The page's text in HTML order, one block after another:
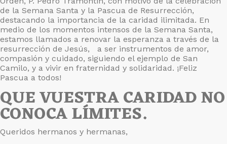
de la Semana Santa y la Pascua de Resurrección,
destacando la importancia de la caridad ilimitada. En
medio de los momentos intensos de la Semana Santa,
estamos llamados a renovar la esperanza a través de la
resurrección de Jesús, a ser instrumentos de amor,
compasión y cuidado, siguiendo el ejemplo de San
Camilo, y a vivir en fraternidad y solidaridad. ¡Feliz
Pascua a todos!
QUE VUESTRA CARIDAD NO
CONOCA LÍMITES.
Queridos hermanos y hermanas,